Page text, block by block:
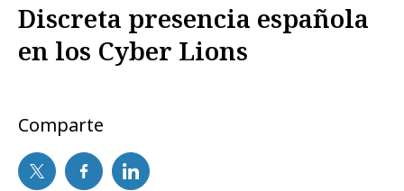
Discreta presencia española
en los Cyber Lions
Comparte